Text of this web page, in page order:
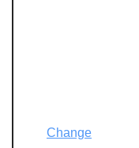
Change